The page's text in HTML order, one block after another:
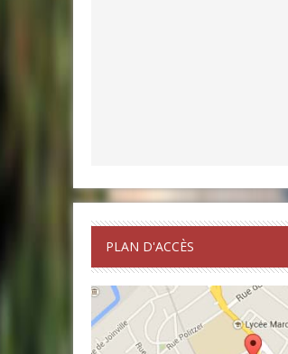
PLAN D'ACCÈS